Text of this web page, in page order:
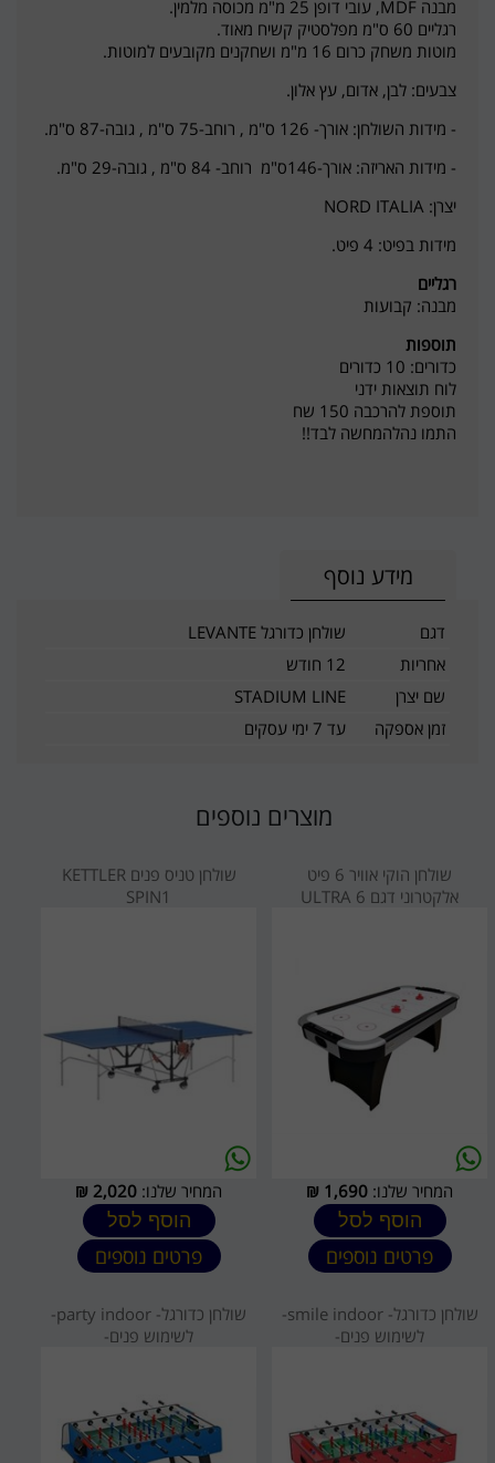
מבנה MDF, עובי דופן 25 מ"מ מכוסה מלמין.
רגליים 60 ס"מ מפלסטיק קשיח מאוד.
מוטות משחק כרום 16 מ"מ ושחקנים מקובעים למוטות.
צבעים: לבן, אדום, עץ אלון.
- מידות השולחן: אורך- 126 ס"מ , רוחב-75 ס"מ , גובה-87 ס"מ.
- מידות האריזה: אורך-146ס"מ רוחב- 84 ס"מ , גובה-29 ס"מ.
יצרן: NORD ITALIA
מידות בפיט: 4 פיט.
רגליים
מבנה: קבועות
תוספות
כדורים: 10 כדורים
לוח תוצאות ידני
תוספת להרכבה 150 שח
התמו נהלהמחשה לבד!!
מידע נוסף
דגם
שולחן כדורגל LEVANTE
אחריות
12 חודש
שם יצרן
STADIUM LINE
זמן אספקה
עד 7 ימי עסקים
מוצרים נוספים
שולחן הוקי אוויר 6 פיט
אלקטרוני דגם ULTRA 6
המחיר שלנו: 1,690
₪
הוסף לסל
פרטים נוספים
שולחן טניס פנים KETTLER
SPIN1
המחיר שלנו: 2,020
₪
הוסף לסל
פרטים נוספים
שולחן כדורגל- smile indoor-
לשימוש פנים-
שולחן כדורגל- party indoor-
לשימוש פנים-